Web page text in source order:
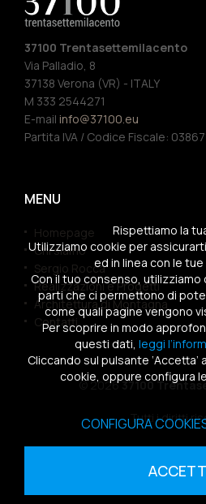
37100 Trentasettemilacento
Via Palladio, 8
37138 Verona (VR) - ITALY
M 333 2544271
E-mail info@37100.eu
Partita IVA / Codice Fiscale:
MENU
Homepage
Chi siamo
Sergio Rocca
Realizzazioni e Progetti
Architettura di Montagna
Contatti
© 202637100
Tutti i diritti
Sitemap|Privacy Policy
Rispettiamo la
Utilizziamo cookie per
ed in linea con le
Con il tuo consenso,
parti che ci permettono di
come quali pagine vengono
Per scoprire in modo
questi dati, leggi
Cliccando sul pulsante ‘Accetta’
cookie, oppure configura
CONFIGURA